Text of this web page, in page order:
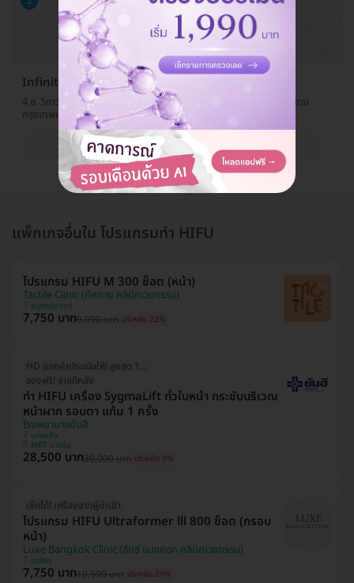
Infinity Clinic by Dr. Palm สาขาวิภาวดีรังสิต
4 ซ. วิภาวดีรังสิต 2 แยก 2-1 ถ. วิภาวดีรังสิต แขวงรัชดาภิเษก เขตดินแดง
กรุงเทพมหานคร 10400
ดูรายละเอียด
แพ็กเกจอื่นใน โปรแกรมทำ HIFU
โปรแกรม HIFU M 300 ช็อต (หน้า)
Tactile Clinic (ทัคทาย คลินิกเวชกรรม)
สมุทรปราการ
7,750 บาท9,990 บาท ประหยัด 22%
HD ออกค่าประเมินให้! สูงสุด 1000 บ.
จองฟรี! จ่ายทีหลัง
ทำ HIFU เครื่อง SygmaLift ทั่วใบหน้า กระชับบริเวณ
หน้าผาก รอบตา แก้ม 1 ครั้ง
โรงพยาบาลยันฮี
บางพลัด
MRT บางอ้อ
28,500 บาท30,000 บาท ประหยัด 5%
เช็กได้! เครื่องจากผู้นำเข้า
โปรแกรม HIFU Ultraformer lll 800 ช็อต (กรอบ
หน้า)
Luxe Bangkok Clinic (ลักซ์ แบงคอก คลินิกเวชกรรม)
จตุจักร
7,750 บาท10,990 บาท ประหยัด 29%